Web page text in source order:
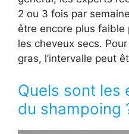
2 ou 3 fois par
être encore plus faible
les cheveux secs.
gras, l’intervalle peut
Quels sont les
du shampoing